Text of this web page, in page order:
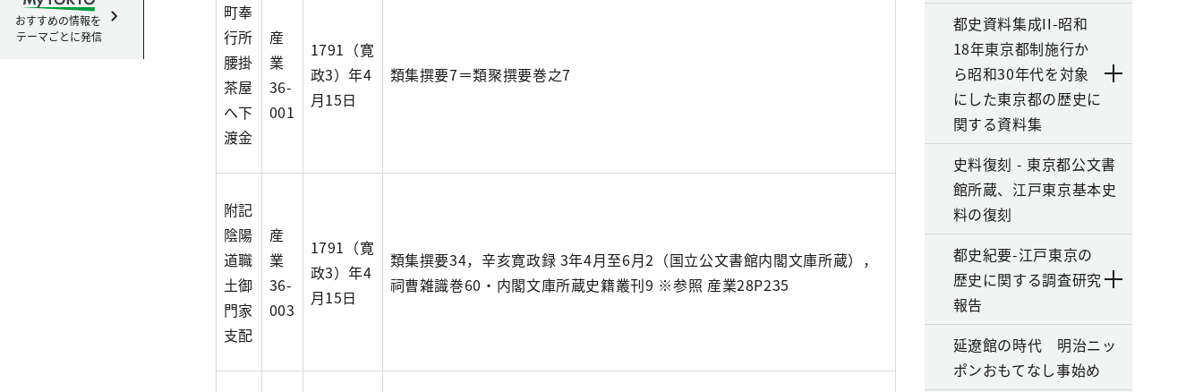
おすすめの情報を
テーマごとに発信
町奉
行所
腰掛
茶屋
へ下
渡金
産
業
36-
001
1791（寛
政3）年4
月15日
類集撰要7＝類聚撰要巻之7
附記
陰陽
道職
土御
門家
支配
産
業
36-
003
1791（寛
政3）年4
月15日
類集撰要34，辛亥寛政録 3年4月至6月2（国立公文書館内閣文庫所蔵），
祠曹雑識巻60・内閣文庫所蔵史籍叢刊9 ※参照 産業28P235
都史資料集成II-昭和
18年東京都制施行か
ら昭和30年代を対象
にした東京都の歴史に
関する資料集
史料復刻 - 東京都公文書
館所蔵、江戸東京基本史
料の復刻
都史紀要-江戸東京の
歴史に関する調査研究
報告
延遼館の時代 明治ニッ
ポンおもてなし事始め